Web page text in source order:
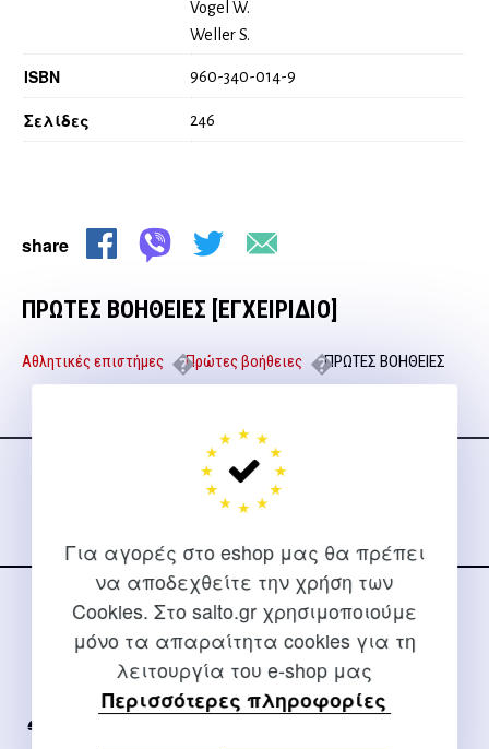
Για αγορές στο eshop μας θα πρέπει
να αποδεχθείτε την χρήση των
Cookies. Στο salto.gr χρησιμοποιούμε
μόνο τα απαραίτητα cookies για τη
λειτουργία του e-shop μας
Περισσότερες πληροφορίες
Vogel W.
Weller S.
ISBN 960-340-014-9
Σελίδες 246
share
ΠΡΩΤΕΣ ΒΟΗΘΕΙΕΣ [ΕΓΧΕΙΡΙΔΙΟ]
Αθλητικές επιστήμες Πρώτες βοήθειες
ΠΡΩΤΕΣ ΒΟΗΘΕΙΕΣ
[ΕΓΧΕΙΡΙΔΙΟ]
Ακολουθήστε μας
στα social media
ΕΠΙΚΟΙΝΩΝΊΑ
Για διευκρινίσεις και υποστήριξη παραγγελιών μέσω του